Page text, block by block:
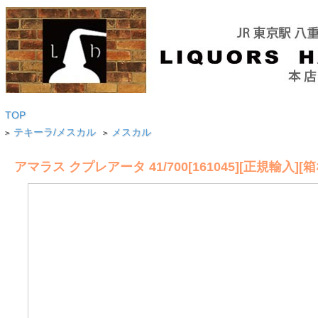
TOP
> テキーラ/メスカル > メスカル
アマラス クプレアータ 41/700[161045][正規輸入][